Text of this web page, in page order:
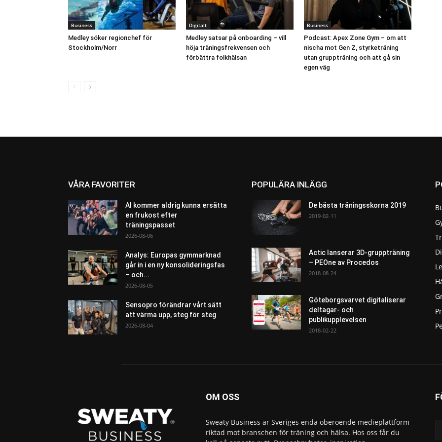
Business
Medley söker regionchef för
Stockholm/Norr
Digitalt
Medley satsar på onboarding – vill
höja träningsfrekvensen och
förbättra folkhälsan
Business
Podcast: Apex Zone Gym – om att
nischa mot Gen Z, styrketräning
utan gruppträning och att gå sin
egen väg
VÅRA FAVORITER
AI kommer aldrig kunna ersätta
en frukost efter
träningspasset
2026-08-06
Analys: Europas gymmarknad
går in i en ny konsolideringsfas
– och...
2026-08-05
Sensopro förändrar vårt sätt
att värma upp, steg för steg
2026-08-04
POPULÄRA INLÄGG
De bästa träningsskorna 2019
2019-02-11
Actic lanserar 3D-gruppträning
– PEOne av Procedos
2018-08-24
Göteborgsvarvet digitaliserar
deltagar- och
publikupplevelsen
2018-02-22
OM OSS
Sweaty Business är Sveriges enda oberoende medieplattform
riktad mot branschen för träning och hälsa. Hos oss får du